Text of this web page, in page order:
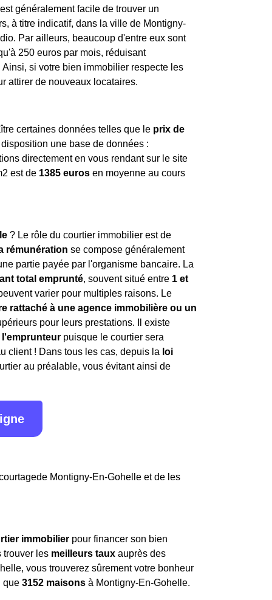
généralement facile de trouver un
à titre indicatif, dans la ville de Montigny-
Par ailleurs, beaucoup d'entre eux sont
250 euros par mois, réduisant
si votre bien immobilier respecte les
attirer de nouveaux locataires.
certaines données telles que le prix de
une base de données :
directement en vous rendant sur le site
2 est de 1385 euros en moyenne au cours
? Le rôle du courtier immobilier est de
rémunération se compose généralement
partie payée par l'organisme bancaire. La
total emprunté, souvent situé entre 1 et
varier pour multiples raisons. Le
rattaché à une agence immobilière ou un
pour leurs prestations. Il existe
puisque le courtier sera
client ! Dans tous les cas, depuis la loi
au préalable, vous évitant ainsi de
Montigny-En-Gohelle et de les
immobilier pour financer son bien
trouver les meilleurs taux auprès des
vous trouverez sûrement votre bonheur
que 3152 maisons à Montigny-En-Gohelle.